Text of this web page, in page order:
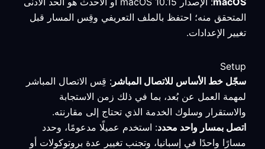
المتحقق منه؛ احتفظ بالملف التعريفي وقِس المسار قبل
تغيير الإعدادات.
Setup
سجّل خط الأساس للاتصال المباشر : قِس الاتصال المباشر
لمهمة العمل عن بُعد، بما في ذلك زمن الاستجابة
والاستقرار وسلوك الخدمة الذي تحتاج إلى مقارنته.
اتصل بمسار واحد محدد: استخدم عميلًا مدعومًا، وحدد
مسارًا واحدًا في إسبانيا، وتجنب تغيير عدة بروتوكولات أو